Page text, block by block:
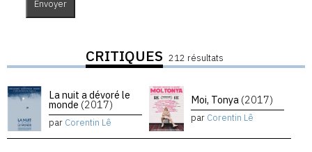
CRITIQUES 212 résultats
La nuit a dévoré le
monde (2017)
par Corentin Lê
Moi, Tonya (2017)
par Corentin Lê